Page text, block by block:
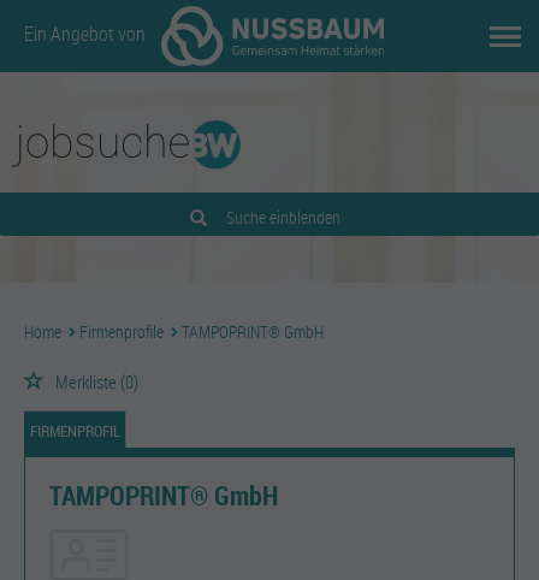
Ein Angebot von
Suche einblenden
Home Firmenprofile TAMPOPRINT® GmbH
Merkliste (0)
FIRMENPROFIL
TAMPOPRINT® GmbH